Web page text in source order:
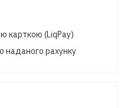
карткою (LiqPay)
наданого рахунку